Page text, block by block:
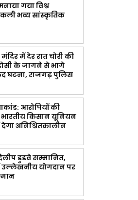
गया विश्व
भव्य सांस्कृतिक
में देर रात चोरी की
के जागने से भागे
घटना, राजगढ़ पुलिस
आरोपियों की
किसान यूनियन
अनिश्चितकालीन
डुडवे सम्मानित,
योगदान पर